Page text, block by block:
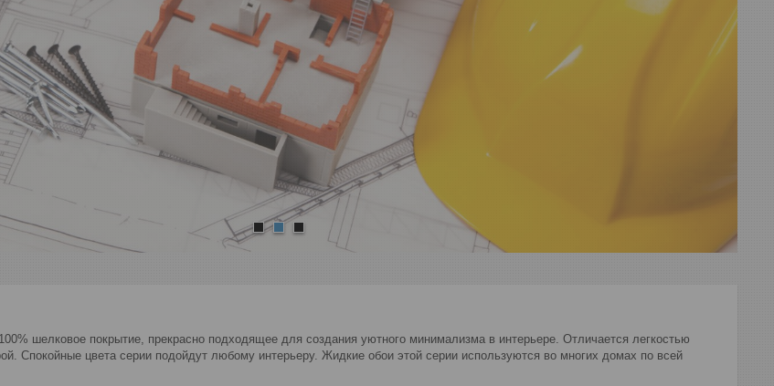
шелковое покрытие, прекрасно подходящее для создания уютного минимализма в интерьере. Отличается легкостью
Спокойные цвета серии подойдут любому интерьеру. Жидкие обои этой серии используются во многих домах по всей